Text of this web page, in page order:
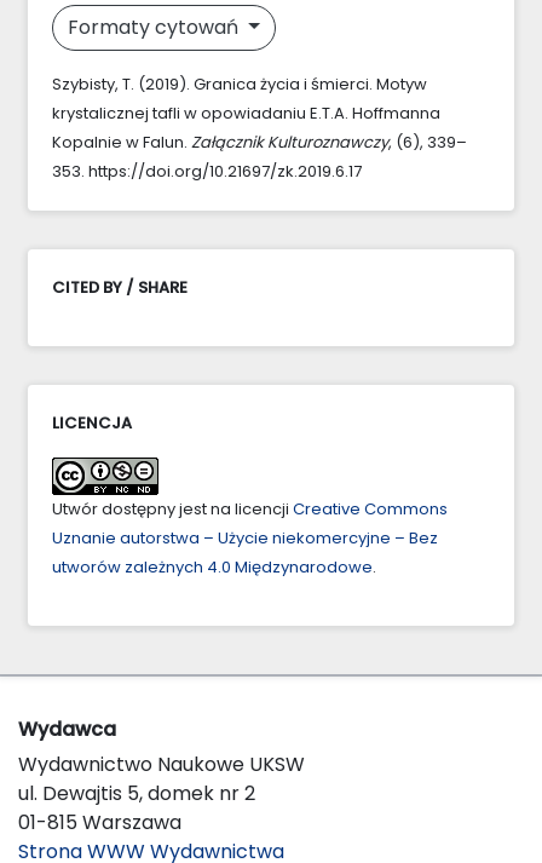
Formaty cytowań
Szybisty, T. (2019). Granica życia i śmierci. Motyw
krystalicznej tafli w opowiadaniu E.T.A. Hoffmanna
Kopalnie w Falun. Załącznik Kulturoznawczy, (6), 339–
353. https://doi.org/10.21697/zk.2019.6.17
CITED BY / SHARE
LICENCJA
Utwór dostępny jest na licencji Creative Commons
Uznanie autorstwa – Użycie niekomercyjne – Bez
utworów zależnych 4.0 Międzynarodowe.
Wydawca
Wydawnictwo Naukowe UKSW
ul. Dewajtis 5, domek nr 2
01-815 Warszawa
Strona WWW Wydawnictwa